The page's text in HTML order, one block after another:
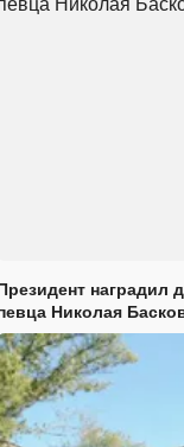
наградил
Николая